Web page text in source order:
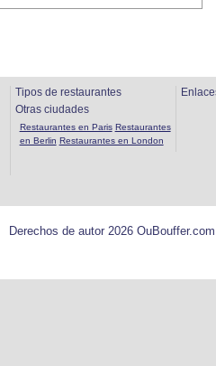
Tipos de restaurantes
Otras ciudades
Restaurantes en Paris Restaurantes
en Berlin Restaurantes en London
Derechos de autor 2026